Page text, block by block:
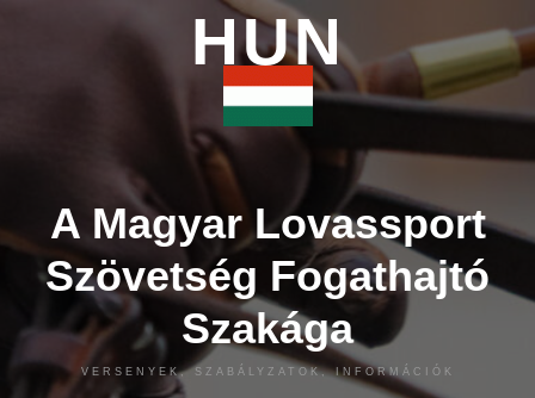
HUN
A Magyar Lovassport
Szövetség Fogathajtó
Szakága
VERSENYEK, SZABÁLYZATOK, INFORMÁCIÓK